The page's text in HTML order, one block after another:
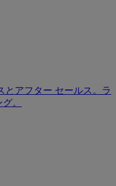
とアフター セールス。ラ
。